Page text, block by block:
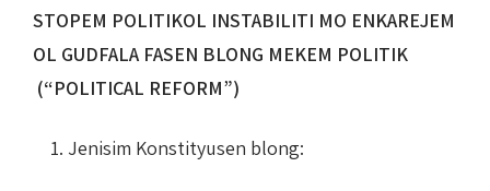
STOPEM POLITIKOL INSTABILITI MO ENKAREJEM
OL GUDFALA FASEN BLONG MEKEM POLITIK
(“POLITICAL REFORM”)
Jenisim Konstityusen blong: